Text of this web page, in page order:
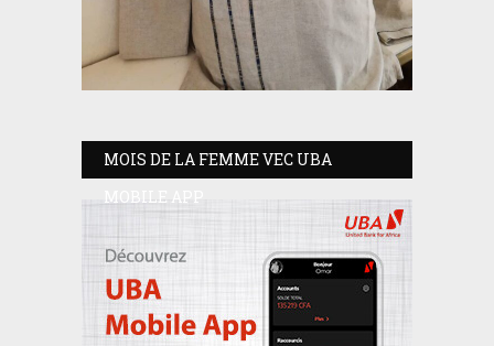
MOIS DE LA FEMME VEC UBA
MOBILE APP